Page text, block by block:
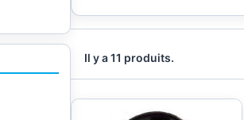
Il y a 11 produits.